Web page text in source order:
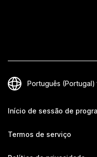
Início de sessão de
Termos de serviço